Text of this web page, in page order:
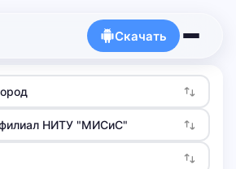
Скачать
НИТУ "МИСиС"